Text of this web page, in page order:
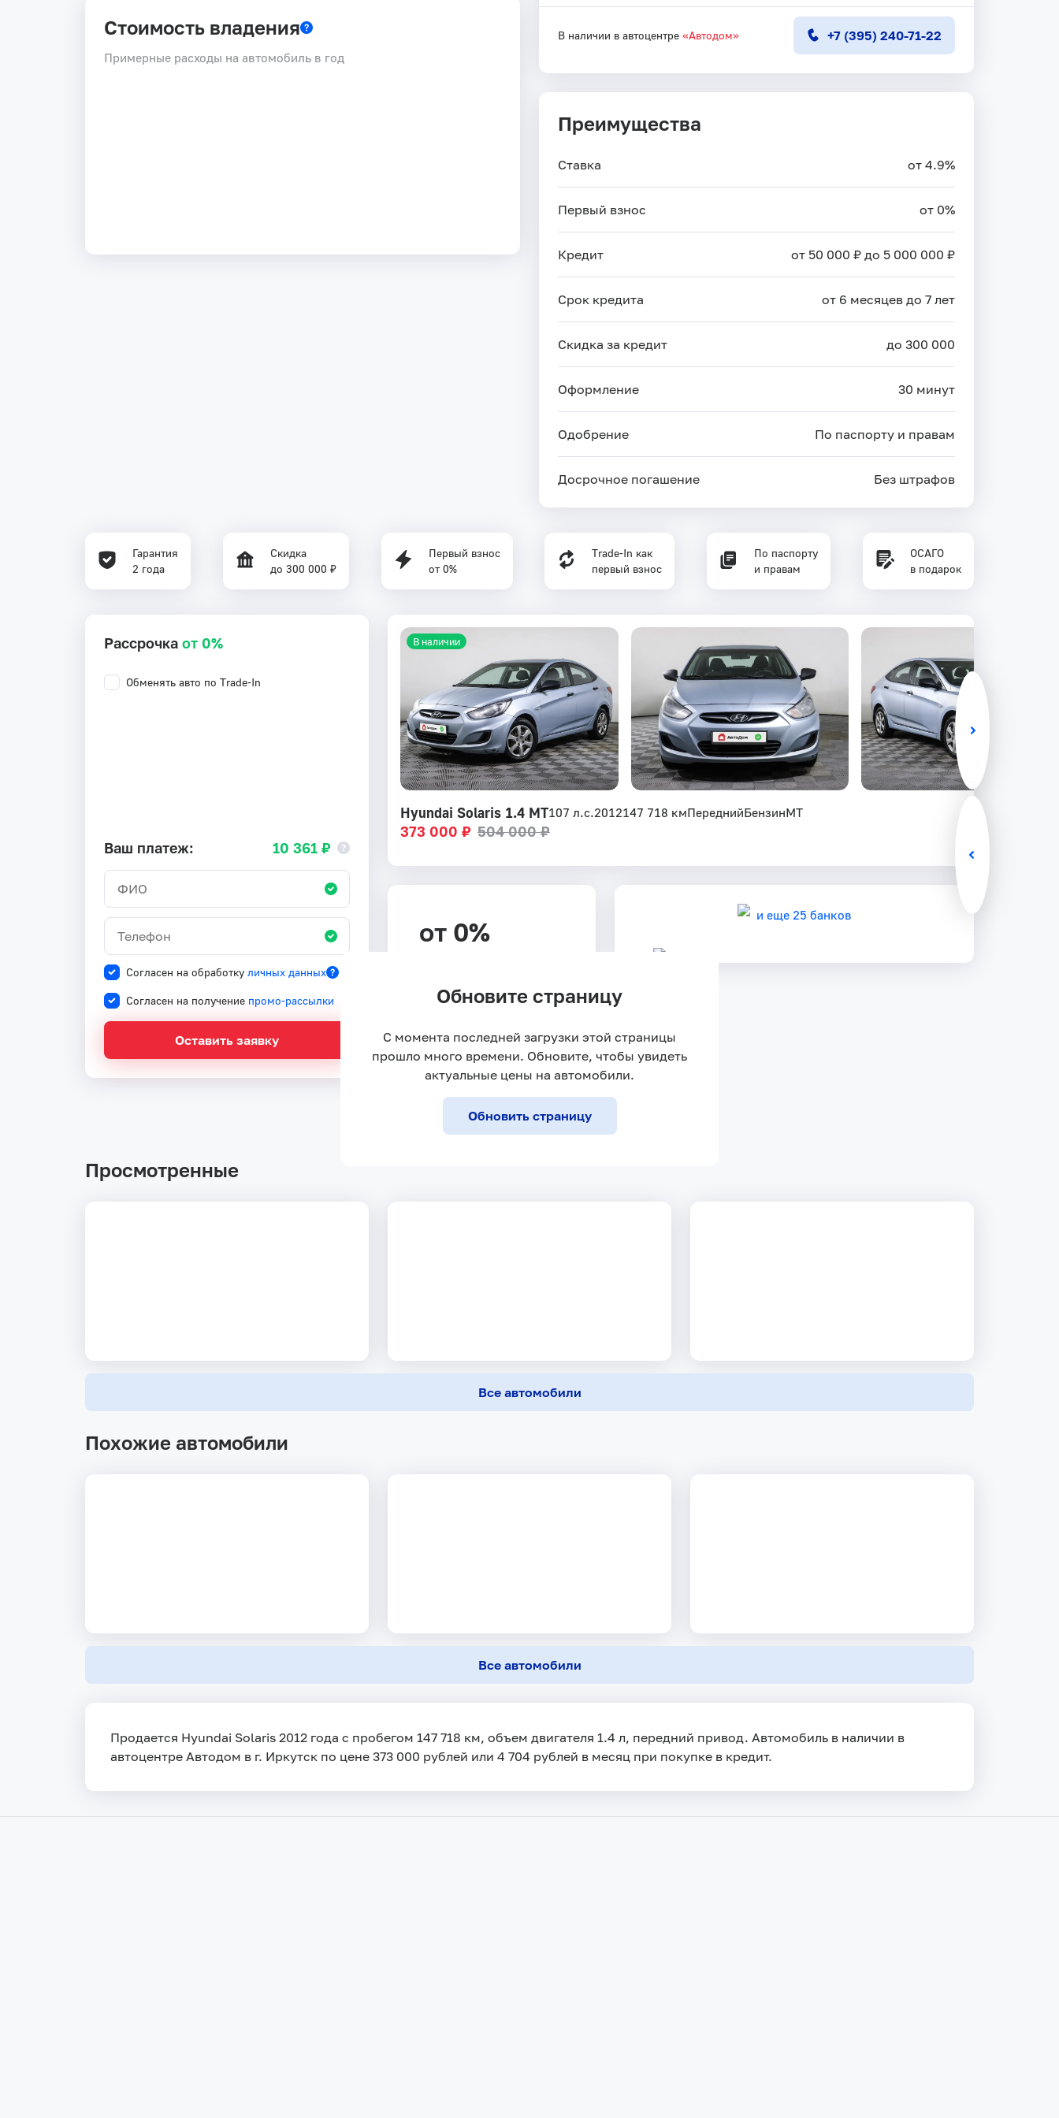
В наличии в автоцентре «Автодом» +7 (395) 240-71-22
Преимущества
Ставка от 4.9%
Первый взнос от 0%
Кредит от 50 000 ₽ до 5 000 000 ₽
Срок кредита от 6 месяцев до 7 лет
Скидка за кредит до 300 000
Оформление 30 минут
Одобрение По паспорту и правам
Досрочное погашение Без штрафов
Стоимость владения
Примерные расходы на автомобиль в год
Гарантия
2 года
Скидка
до 300 000 ₽
Первый взнос
от 0%
Trade-In как
первый взнос
По паспорту
и правам
ОСАГО
в подарок
Рассрочка от 0%
Обменять авто по Trade-In
Ваш платеж: 10 361 ₽
Согласен на обработку личных данных
Согласен на получение промо-рассылки
Оставить заявку
Hyundai Solaris 1.4 MT107 л.с.2012147 718 кмПереднийБензинMT
373 000 ₽ 504 000 ₽
В наличии
от 0%
- мес
Срок рассрочки
-
Ежемесячный платеж
и еще 25 банков
Просмотренные
Все автомобили
Похожие автомобили
Все автомобили
Продается Hyundai Solaris 2012 года с пробегом 147 718 км, объем двигателя 1.4 л, передний привод. Автомобиль в наличии в
автоцентре Автодом в г. Иркутск по цене 373 000 рублей или 4 704 рублей в месяц при покупке в кредит.
Обновите страницу
С момента последней загрузки этой страницы
прошло много времени. Обновите, чтобы увидеть
актуальные цены на автомобили.
Обновить страницу